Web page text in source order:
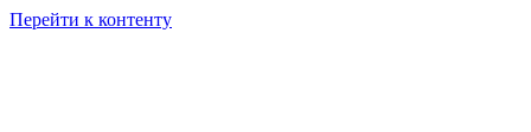
Перейти к контенту